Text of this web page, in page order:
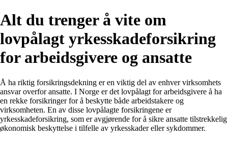
Alt du trenger å vite om
lovpålagt yrkesskadeforsikring
for arbeidsgivere og ansatte
Å ha riktig forsikringsdekning er en viktig del av enhver virksomhets
ansvar overfor ansatte. I Norge er det lovpålagt for arbeidsgivere å ha
en rekke forsikringer for å beskytte både arbeidstakere og
virksomheten. En av disse lovpålagte forsikringene er
yrkesskadeforsikring, som er avgjørende for å sikre ansatte tilstrekkelig
økonomisk beskyttelse i tilfelle av yrkesskader eller sykdommer.